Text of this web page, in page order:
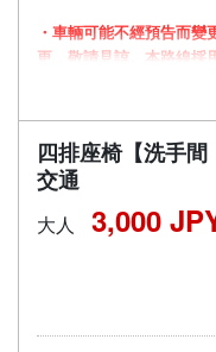
・車輛可能不經預告而
更，敬請見諒。本路線採
四排座椅【洗手
交通
大人 3,000